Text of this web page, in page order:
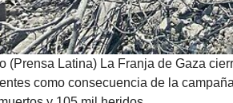
(Prensa Latina) La Franja de Gaza
como consecuencia de la